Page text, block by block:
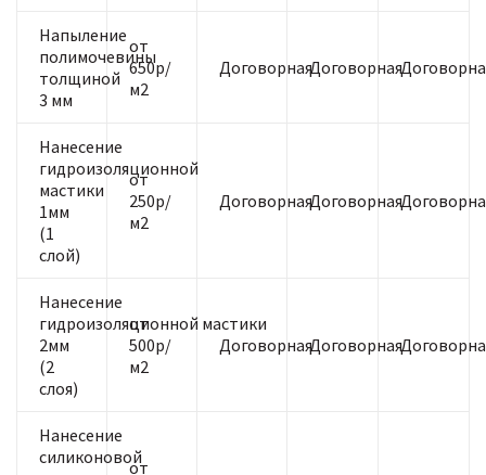
Напыление
полимочевины
толщиной
3 мм
от
650р/
м2
ДоговорнаяДоговорная
Нанесение
гидроизоляционной
мастики
1мм
(1
слой)
от
250р/
м2
ДоговорнаяДоговорная
Нанесение
гидроизоляционной мастики
2мм
(2
слоя)
от
500р/
м2
ДоговорнаяДоговорная
Нанесение
силиконовой
от